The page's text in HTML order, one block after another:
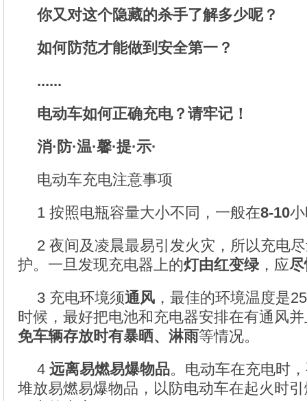
你又对这个隐藏的杀手了解多少呢？
如何防范才能做到安全第一？
......
电动车如何正确充电？请牢记！
消·防·温·馨·提·示·
电动车充电注意事项
1 按照电瓶容量大小不同，一般在8-10
2 夜间及凌晨最易引发火灾，所以充电
护。一旦发现充电器上的灯由红变绿，应
3 充电环境须通风 ，最佳的环境温度是
时候，最好把电池和充电器安排在有通风
免车辆存放时有暴晒、淋雨等情况。
4 远离易燃易爆物品。电动车在充电时
堆放易燃易爆物品，以防电动车在起火时